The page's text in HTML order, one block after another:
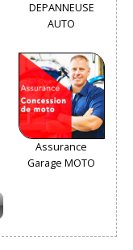
DEPANNEUSE
AUTO
Assurance
Garage MOTO